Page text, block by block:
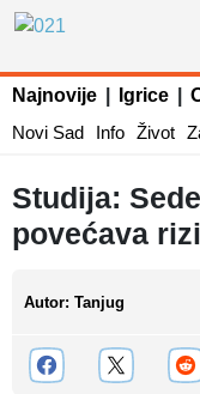
Najnovije Igrice
Novi Sad
Info Život
Studija:
povećava
Autor: Tanjug